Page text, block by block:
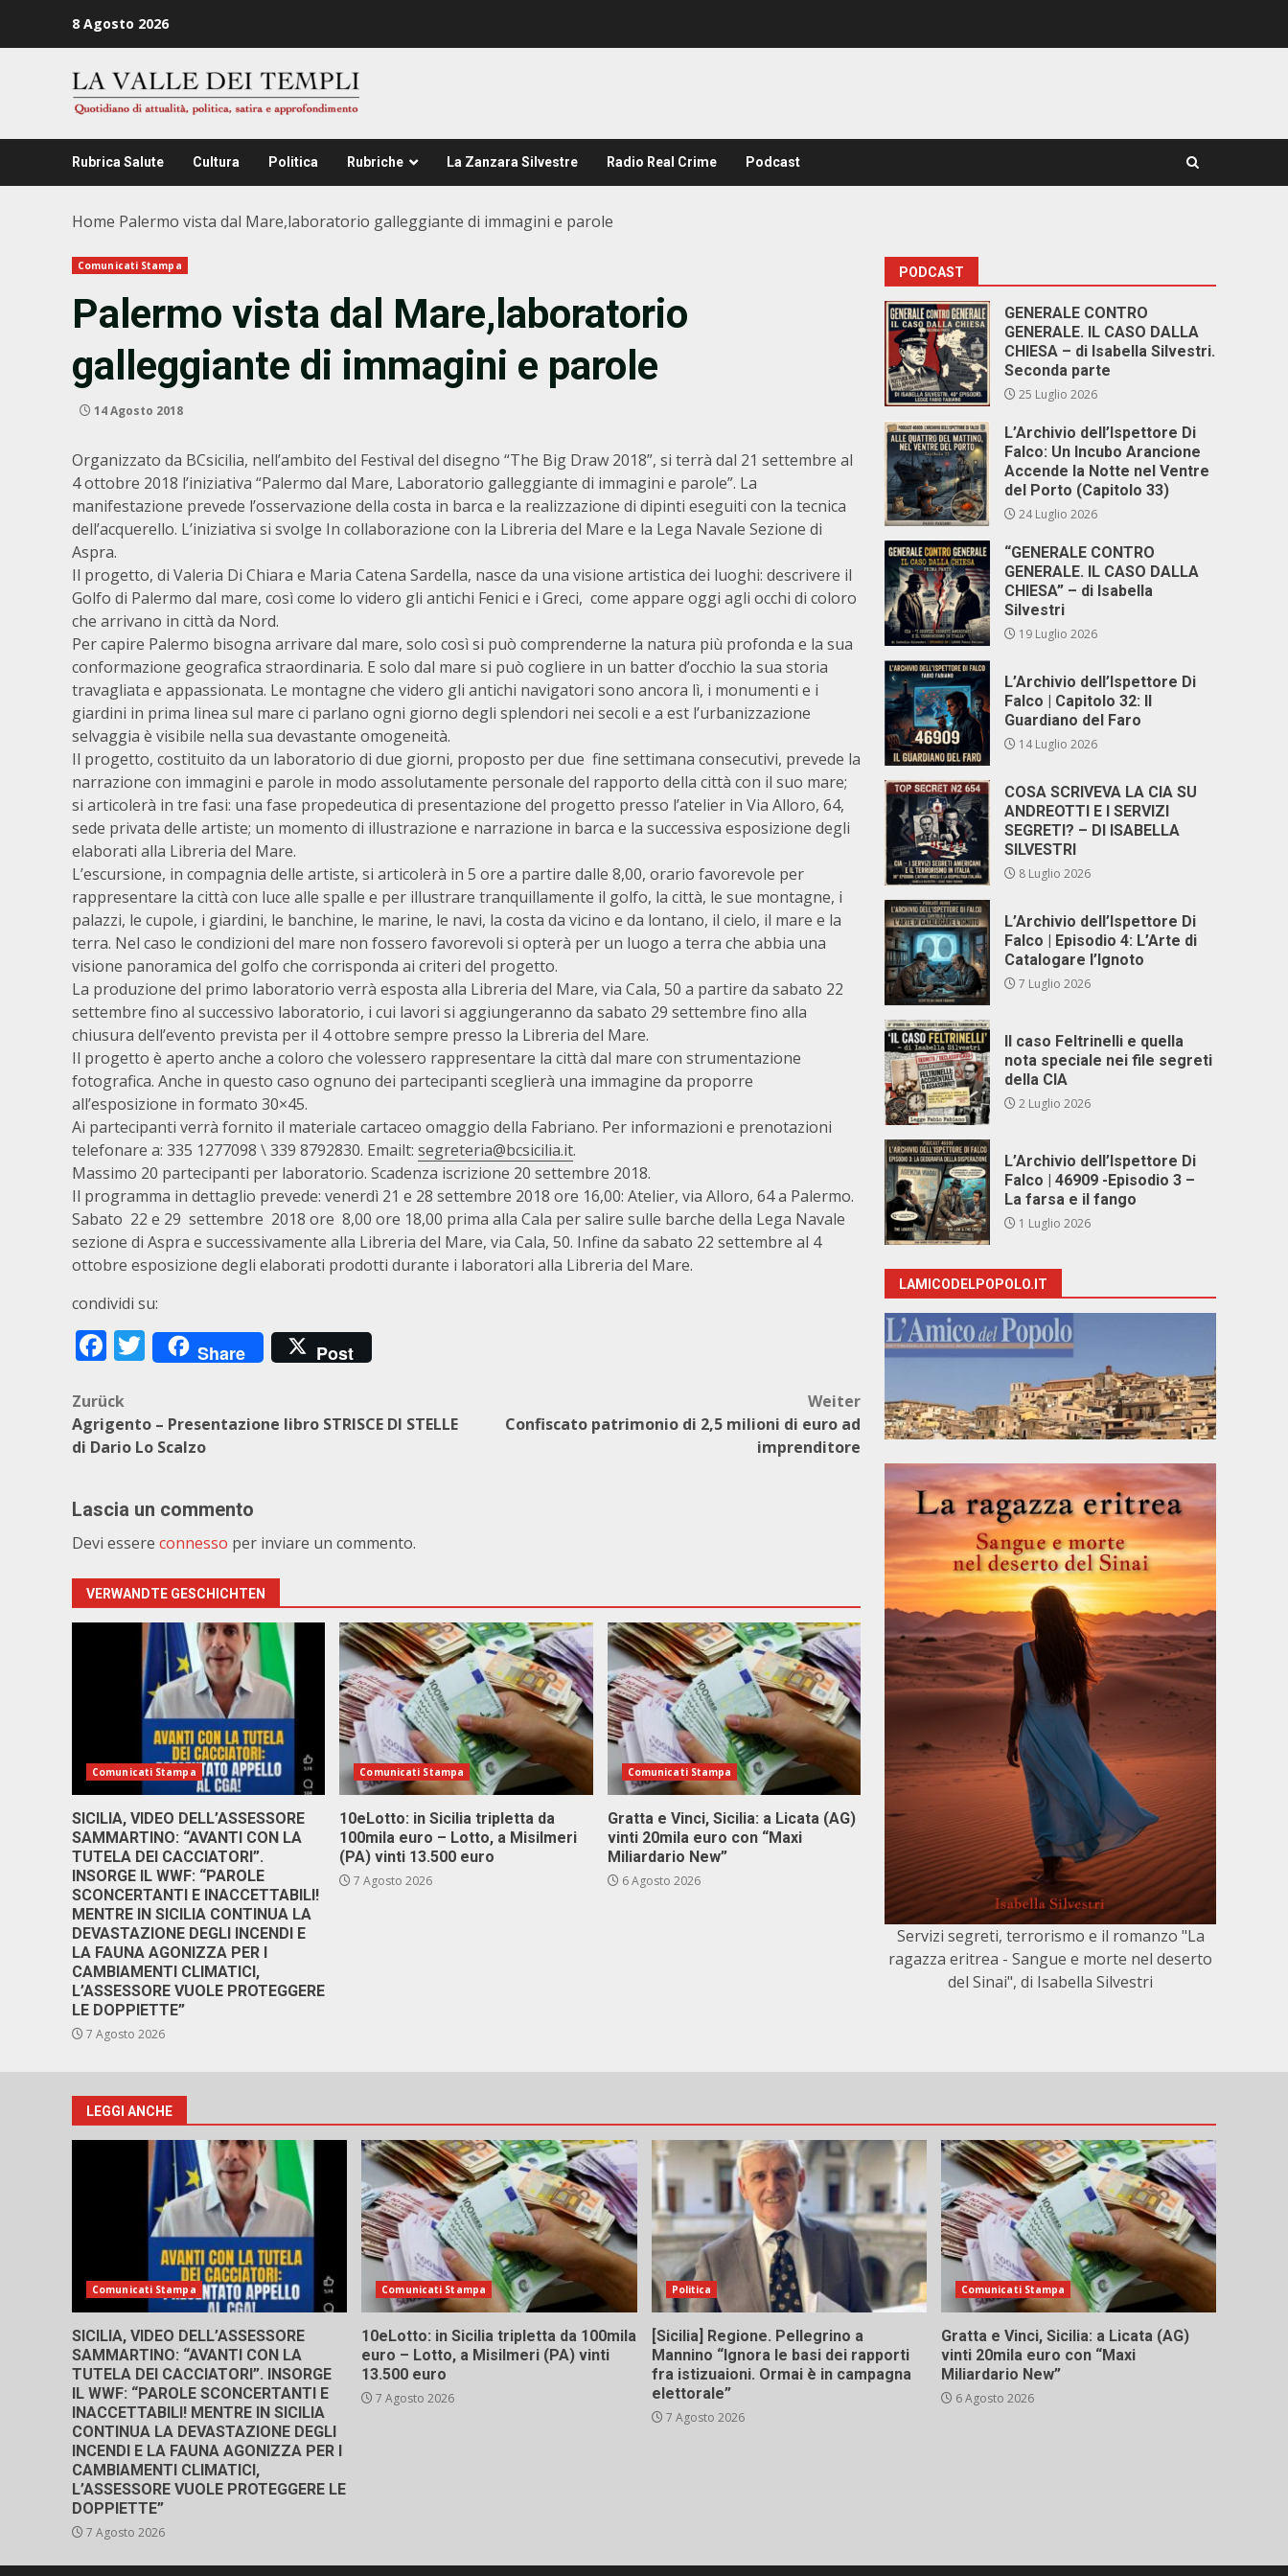
8 Agosto 2026
Rubrica Salute Cultura Politica Rubriche La Zanzara Silvestre Radio Real Crime Podcast
Home Palermo vista dal Mare,laboratorio galleggiante di immagini e parole
Comunicati Stampa
Palermo vista dal Mare,laboratorio
galleggiante di immagini e parole
14 Agosto 2018
Organizzato da BCsicilia, nell’ambito del Festival del disegno “The Big Draw 2018”, si terrà dal 21 settembre al
4 ottobre 2018 l’iniziativa “Palermo dal Mare, Laboratorio galleggiante di immagini e parole”. La
manifestazione prevede l’osservazione della costa in barca e la realizzazione di dipinti eseguiti con la tecnica
dell’acquerello. L’iniziativa si svolge In collaborazione con la Libreria del Mare e la Lega Navale Sezione di
Aspra.
Il progetto, di Valeria Di Chiara e Maria Catena Sardella, nasce da una visione artistica dei luoghi: descrivere il
Golfo di Palermo dal mare, così come lo videro gli antichi Fenici e i Greci, come appare oggi agli occhi di coloro
che arrivano in città da Nord.
Per capire Palermo bisogna arrivare dal mare, solo così si può comprenderne la natura più profonda e la sua
conformazione geografica straordinaria. E solo dal mare si può cogliere in un batter d’occhio la sua storia
travagliata e appassionata. Le montagne che videro gli antichi navigatori sono ancora lì, i monumenti e i
giardini in prima linea sul mare ci parlano ogni giorno degli splendori nei secoli e a est l’urbanizzazione
selvaggia è visibile nella sua devastante omogeneità.
Il progetto, costituito da un laboratorio di due giorni, proposto per due fine settimana consecutivi, prevede la
narrazione con immagini e parole in modo assolutamente personale del rapporto della città con il suo mare;
si articolerà in tre fasi: una fase propedeutica di presentazione del progetto presso l’atelier in Via Alloro, 64,
sede privata delle artiste; un momento di illustrazione e narrazione in barca e la successiva esposizione degli
elaborati alla Libreria del Mare.
L’escursione, in compagnia delle artiste, si articolerà in 5 ore a partire dalle 8,00, orario favorevole per
rappresentare la città con luce alle spalle e per illustrare tranquillamente il golfo, la città, le sue montagne, i
palazzi, le cupole, i giardini, le banchine, le marine, le navi, la costa da vicino e da lontano, il cielo, il mare e la
terra. Nel caso le condizioni del mare non fossero favorevoli si opterà per un luogo a terra che abbia una
visione panoramica del golfo che corrisponda ai criteri del progetto.
La produzione del primo laboratorio verrà esposta alla Libreria del Mare, via Cala, 50 a partire da sabato 22
settembre fino al successivo laboratorio, i cui lavori si aggiungeranno da sabato 29 settembre fino alla
chiusura dell’evento prevista per il 4 ottobre sempre presso la Libreria del Mare.
Il progetto è aperto anche a coloro che volessero rappresentare la città dal mare con strumentazione
fotografica. Anche in questo caso ognuno dei partecipanti sceglierà una immagine da proporre
all’esposizione in formato 30×45.
Ai partecipanti verrà fornito il materiale cartaceo omaggio della Fabriano. Per informazioni e prenotazioni
telefonare a: 335 1277098 \ 339 8792830. Emailt: segreteria@bcsicilia.it.
Massimo 20 partecipanti per laboratorio. Scadenza iscrizione 20 settembre 2018.
Il programma in dettaglio prevede: venerdì 21 e 28 settembre 2018 ore 16,00: Atelier, via Alloro, 64 a Palermo.
Sabato 22 e 29 settembre 2018 ore 8,00 ore 18,00 prima alla Cala per salire sulle barche della Lega Navale
sezione di Aspra e successivamente alla Libreria del Mare, via Cala, 50. Infine da sabato 22 settembre al 4
ottobre esposizione degli elaborati prodotti durante i laboratori alla Libreria del Mare.
condividi su:
Facebook
Twitter
Share Post
Beitragsnavigation
Zurück
Agrigento – Presentazione libro STRISCE DI STELLE
di Dario Lo Scalzo
Weiter
Confiscato patrimonio di 2,5 milioni di euro ad
imprenditore
Lascia un commento
Devi essere connesso per inviare un commento.
VERWANDTE GESCHICHTEN
Comunicati Stampa
SICILIA, VIDEO DELL’ASSESSORE
SAMMARTINO: “AVANTI CON LA
TUTELA DEI CACCIATORI”.
INSORGE IL WWF: “PAROLE
SCONCERTANTI E INACCETTABILI!
MENTRE IN SICILIA CONTINUA LA
DEVASTAZIONE DEGLI INCENDI E
LA FAUNA AGONIZZA PER I
CAMBIAMENTI CLIMATICI,
L’ASSESSORE VUOLE PROTEGGERE
LE DOPPIETTE”
7 Agosto 2026
Comunicati Stampa
10eLotto: in Sicilia tripletta da
100mila euro – Lotto, a Misilmeri
(PA) vinti 13.500 euro
7 Agosto 2026
Comunicati Stampa
Gratta e Vinci, Sicilia: a Licata (AG)
vinti 20mila euro con “Maxi
Miliardario New”
6 Agosto 2026
PODCAST
GENERALE CONTRO
GENERALE. IL CASO DALLA
CHIESA – di Isabella Silvestri.
Seconda parte
25 Luglio 2026
L’Archivio dell’Ispettore Di
Falco: Un Incubo Arancione
Accende la Notte nel Ventre
del Porto (Capitolo 33)
24 Luglio 2026
“GENERALE CONTRO
GENERALE. IL CASO DALLA
CHIESA” – di Isabella
Silvestri
19 Luglio 2026
L’Archivio dell’Ispettore Di
Falco | Capitolo 32: Il
Guardiano del Faro
14 Luglio 2026
COSA SCRIVEVA LA CIA SU
ANDREOTTI E I SERVIZI
SEGRETI? – DI ISABELLA
SILVESTRI
8 Luglio 2026
L’Archivio dell’Ispettore Di
Falco | Episodio 4: L’Arte di
Catalogare l’Ignoto
7 Luglio 2026
Il caso Feltrinelli e quella
nota speciale nei file segreti
della CIA
2 Luglio 2026
L’Archivio dell’Ispettore Di
Falco | 46909 -Episodio 3 –
La farsa e il fango
1 Luglio 2026
LAMICODELPOPOLO.IT
Servizi segreti, terrorismo e il romanzo "La
ragazza eritrea - Sangue e morte nel deserto
del Sinai", di Isabella Silvestri
LEGGI ANCHE
Comunicati Stampa
SICILIA, VIDEO DELL’ASSESSORE
SAMMARTINO: “AVANTI CON LA
TUTELA DEI CACCIATORI”. INSORGE
IL WWF: “PAROLE SCONCERTANTI E
INACCETTABILI! MENTRE IN SICILIA
CONTINUA LA DEVASTAZIONE DEGLI
INCENDI E LA FAUNA AGONIZZA PER I
CAMBIAMENTI CLIMATICI,
L’ASSESSORE VUOLE PROTEGGERE LE
DOPPIETTE”
7 Agosto 2026
Comunicati Stampa
10eLotto: in Sicilia tripletta da 100mila
euro – Lotto, a Misilmeri (PA) vinti
13.500 euro
7 Agosto 2026
Politica
[Sicilia] Regione. Pellegrino a
Mannino “Ignora le basi dei rapporti
fra istizuaioni. Ormai è in campagna
elettorale”
7 Agosto 2026
Comunicati Stampa
Gratta e Vinci, Sicilia: a Licata (AG)
vinti 20mila euro con “Maxi
Miliardario New”
6 Agosto 2026